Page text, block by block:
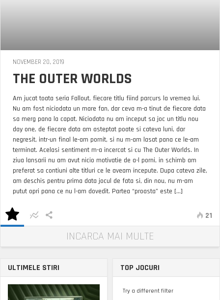
NOVEMBER 20, 2019
THE OUTER WORLDS
Am jucat toata seria Fallout, fiecare titlu fiind parcurs la vremea lui.
Nu am fost niciodata un mare fan, dar ceva m-a tinut de fiecare data
sa merg pana la capat. Niciodata nu am inceput sa joc un titlu nou
day one, de fiecare data am asteptat poate si cateva luni, dar
negresit, intr-un final le-am pornit, si nu m-am lasat pana ce le-am
terminat. Acelasi sentiment m-a incercat si cu The Outer Worlds. In
ziua lansarii nu am avut nicio motivatie de a-l porni, in schimb am
preferat sa contiuni alte titluri ce le aveam incepute. Dupa cateva zile,
am deschis pentru prima data jocul de fata si, din nou, nu m-am
putut opri pana ce nu l-am dovedit. Partea “proasta” este [...]
21
INCARCA MAI MULTE
ULTIMELE STIRI TOP JOCURI
Try a different filter